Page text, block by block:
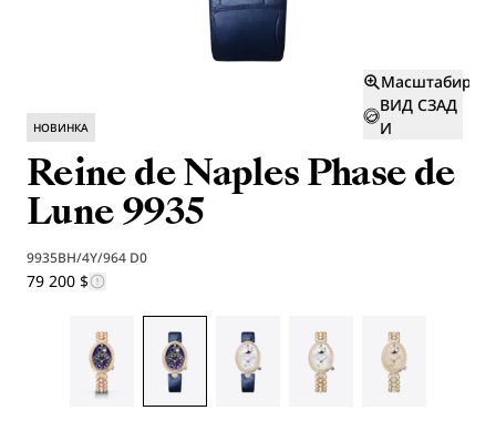
ВИД СЗАД
И
НОВИНКА
Reine de Naples Phase de
Lune 9935
9935BH/4Y/964 D0
79 200 $